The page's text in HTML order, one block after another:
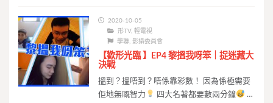
2020-10-05
形TV,輕電視
學聯, 影攝委員會
【歡形光臨 】EP4 黎搵我呀笨｜捉迷藏大
決戰
搵到？搵唔到？唔係靠彩數！ 因為係極需要
佢地無嘅智力
四大名著都要數兩分鐘
…